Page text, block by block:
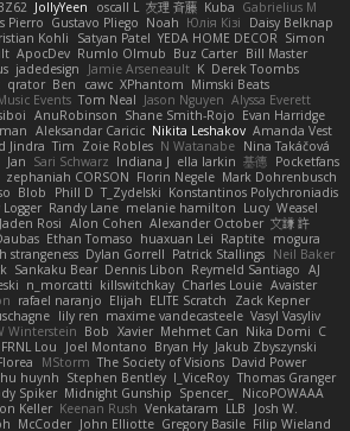
JollyYeen oscall L 友理 斉藤 Kuba Gabrielius M
Pierro Gustavo Pliego Noah Юлія Кізі
Daisy Belknap
Kohli Satyan Patel YEDA HOME DECOR Simon
ApocDev Rumlo Olmub Buz Carter Bill Master
jadedesign Jamie Arseneault K Derek Toombs
qrator Ben cawc XPhantom Mimski Beats
Events Tom Neal Jason Nguyen Alyssa Everett
AnuRobinson Shane Smith-Rojo Evan Harridge
Aleksandar Caricic Nikita Leshakov Amanda Vest
Jindra Tim Zoie Robles N Watanabe Nina Takáčová
Jan Sari Schwarz Indiana J ella larkin 基德 Pocketfans
zephaniah CORSON Florin Negele Mark Dohrenbusch
Blob Phill D T_Zydelski Konstantinos Polychroniadis
Randy Lane melanie hamilton Lucy Weasel
Jaden Rosi Alon Cohen Alexander October 文謙 許
Ethan Tomaso huaxuan Lei Raptite mogura
strangeness Dylan Gorrell Patrick Stallings Neil Baker
Sankaku Bear Dennis Libon Reymeld Santiago AJ
n_morcatti killswitchkay Charles Louie Avaister
rafael naranjo Elijah ELITE Scratch
Zack Kepner
lily ren maxime vandecasteele Vasyl Vasyliv
Winterstein Bob Xavier Mehmet Can Nika Domi C
FRNL Lou Joel Montano Bryan Hy Jakub Zbyszynski
MStorm The Society of Visions David Power
huynh Stephen Bentley I_ViceRoy Thomas Granger
Spiker Midnight Gunship Spencer_
NicoPOWAAA
Keller Keenan Rush Venkataram LLB
Josh W.
McCoder John Elliotte Gregory Basile Filip Wieland